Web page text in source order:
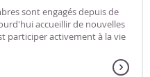
sont engagés depuis de
accueillir de nouvelles
participer activement à la vie